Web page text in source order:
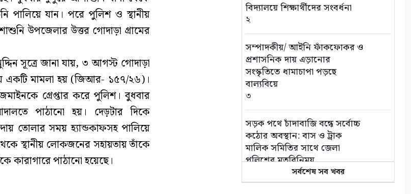
পালিয়ে যান। পরে পুলিশ ও স্থানীয়
উপজেলার উত্তর গোদাড়া গ্রামের
সূত্রে জানা যায়, ৩ আগস্ট গোদাড়া
একটি মামলা হয় (জিআর- ১৫৭/২৬)।
গ্রেপ্তার করে পুলিশ। বুধবার
পাঠানো হয়। দেড়টার দিকে
তোলার সময় হ্যান্ডকাফসহ পালিয়ে
স্থানীয় লোকজনের সহায়তায় তাঁকে
পাঠানো হয়েছে।
বিদ্যালয়ে শিক্ষার্থীদের সংবর্ধনা
২
সম্পাদকীয়/ আইনি ফাঁকফোকর ও
প্রশাসনিক দায় এড়ানোর
সংস্কৃতিতে ধামাচাপা পড়ছে
বাল্যবিয়ে
৩
সড়ক পথে চাঁদাবাজি বন্ধে সর্বোচ্চ
কঠোর অবস্থান: বাস ও ট্রাক
মালিক সমিতির সাথে জেলা
পুলিশের মতবিনিময়
সর্বশেষ সব খবর